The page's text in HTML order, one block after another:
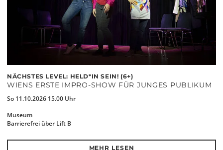
NÄCHSTES LEVEL: HELD*IN SEIN! (6+)
WIENS ERSTE IMPRO-SHOW FÜR JUNGES PUBLIKUM
So 11.10.2026 15.00 Uhr
Museum
Barrierefrei über Lift B
MEHR LESEN